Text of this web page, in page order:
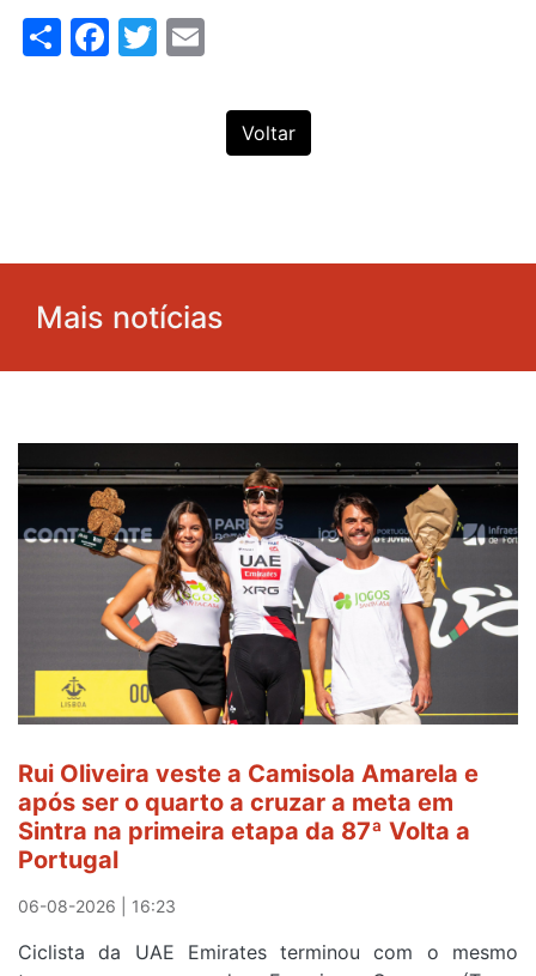
ShareFacebook
Twitter
Voltar
Mais notícias
Rui Oliveira veste a Camisola Amarela e
após ser o quarto a cruzar a meta em
Sintra na primeira etapa da 87ª Volta a
Portugal
06-08-2026 | 16:23
Ciclista da UAE Emirates terminou com o mesmo